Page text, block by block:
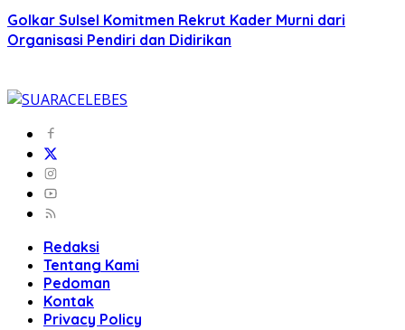
Golkar Sulsel Komitmen Rekrut Kader Murni dari
Organisasi Pendiri dan Didirikan
Redaksi
Tentang Kami
Pedoman
Kontak
Privacy Policy